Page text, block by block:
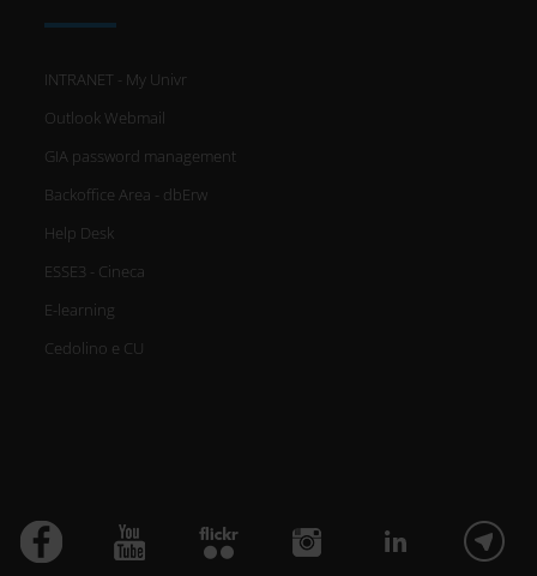
INTRANET - My Univr
Outlook Webmail
GIA password management
Backoffice Area - dbErw
Help Desk
ESSE3 - Cineca
E-learning
Cedolino e CU